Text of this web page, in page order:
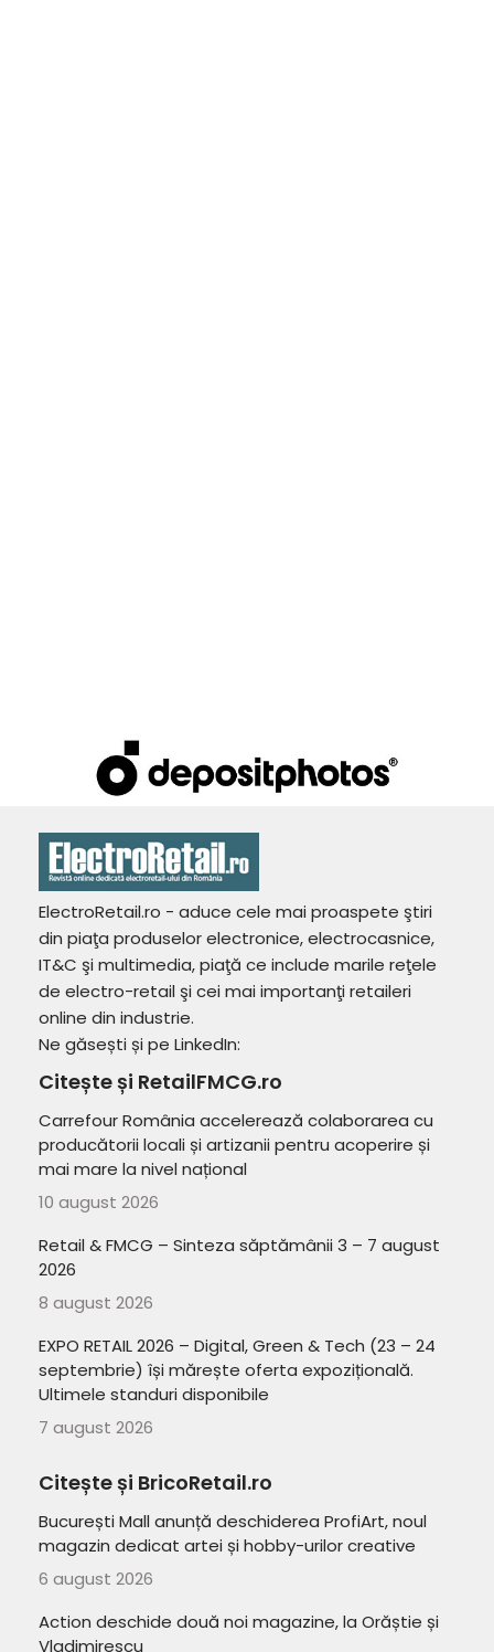
ElectroRetail.ro - aduce cele mai proaspete ştiri
din piaţa produselor electronice, electrocasnice,
IT&C şi multimedia, piaţă ce include marile reţele
de electro-retail şi cei mai importanţi retaileri
online din industrie.
Ne găsești și pe LinkedIn:
Citește și RetailFMCG.ro
Carrefour România accelerează colaborarea cu
producătorii locali și artizanii pentru acoperire și
mai mare la nivel național
10 august 2026
Retail & FMCG – Sinteza săptămânii 3 – 7 august
2026
8 august 2026
EXPO RETAIL 2026 – Digital, Green & Tech (23 – 24
septembrie) își mărește oferta expozițională.
Ultimele standuri disponibile
7 august 2026
Citește și BricoRetail.ro
București Mall anunță deschiderea ProfiArt, noul
magazin dedicat artei și hobby-urilor creative
6 august 2026
Action deschide două noi magazine, la Orăștie și
Vladimirescu